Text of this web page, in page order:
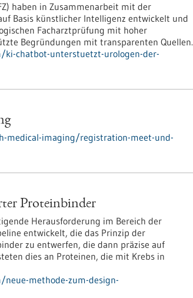
haben in Zusammenarbeit mit der
Basis künstlicher Intelligenz entwickelt und
Facharztprüfung mit hoher
Begründungen mit transparenten Quellen.
chatbot-unterstuetzt-urologen-der-
medical-imaging/registration-meet-und-
Proteinbinder
Herausforderung im Bereich der
entwickelt, die das Prinzip der
zu entwerfen, die dann präzise auf
dies an Proteinen, die mit Krebs in
methode-zum-design-